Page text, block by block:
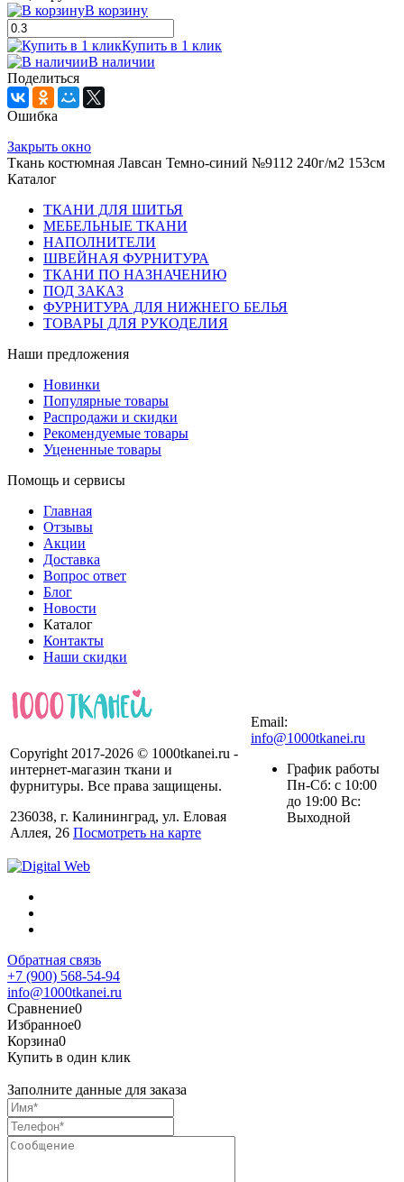
В корзину
Купить в 1 клик
В наличии
Поделиться
Ошибка
Закрыть окно
Ткань костюмная Лавсан Темно-синий №9112 240г/м2 153см
Каталог
ТКАНИ ДЛЯ ШИТЬЯ
МЕБЕЛЬНЫЕ ТКАНИ
НАПОЛНИТЕЛИ
ШВЕЙНАЯ ФУРНИТУРА
ТКАНИ ПО НАЗНАЧЕНИЮ
ПОД ЗАКАЗ
ФУРНИТУРА ДЛЯ НИЖНЕГО БЕЛЬЯ
ТОВАРЫ ДЛЯ РУКОДЕЛИЯ
Наши предложения
Новинки
Популярные товары
Распродажи и скидки
Рекомендуемые товары
Уцененные товары
Помощь и сервисы
Главная
Отзывы
Акции
Доставка
Вопрос ответ
Блог
Новости
Каталог
Контакты
Наши скидки
Copyright 2017-2026 © 1000tkanei.ru -
интернет-магазин ткани и
фурнитуры. Все права защищены.
236038, г. Калининград, ул. Еловая
Аллея, 26 Посмотреть на карте
Email:
info@1000tkanei.ru
График работы
Пн-Сб: с 10:00
до 19:00 Вс:
Выходной
Обратная связь
+7 (900) 568-54-94
info@1000tkanei.ru
Сравнение0
Избранное0
Корзина0
Купить в один клик
Заполните данные для заказа